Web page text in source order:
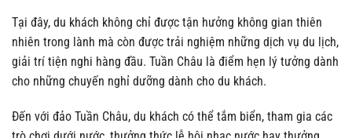
Tại đây, du khách không chỉ được tận hưởng không gian thiên
nhiên trong lành mà còn được trải nghiệm những dịch vụ du lịch,
giải trí tiện nghi hàng đầu. Tuần Châu là điểm hẹn lý tưởng dành
cho những chuyến nghỉ dưỡng dành cho du khách.
Đến với đảo Tuần Châu, du khách có thể tắm biển, tham gia các